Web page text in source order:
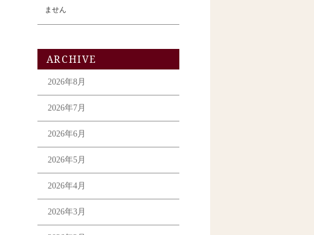
ません
ARCHIVE
2026年8月
2026年7月
2026年6月
2026年5月
2026年4月
2026年3月